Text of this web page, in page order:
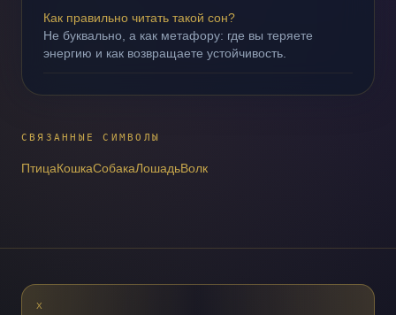
Как правильно читать такой сон?
Не буквально, а как метафору: где вы теряете
энергию и как возвращаете устойчивость.
СВЯЗАННЫЕ СИМВОЛЫ
ПтицаКошкаСобакаЛошадьВолк
X